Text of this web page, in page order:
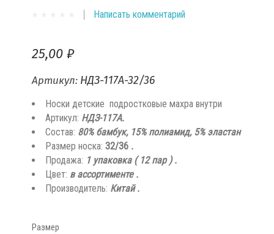
Написать комментарий
25,00 ₽
Артикул: НДЗ-117А-32/36
Носки детские подростковые махра внутри
Артикул: НДЗ-117А.
Состав: 80% бамбук, 15% полиамид, 5% эластан
Размер носка:32/36 .
Продажа: 1 упаковка ( 12 пар ) .
Цвет: в ассортименте .
Производитель: Китай .
Размер